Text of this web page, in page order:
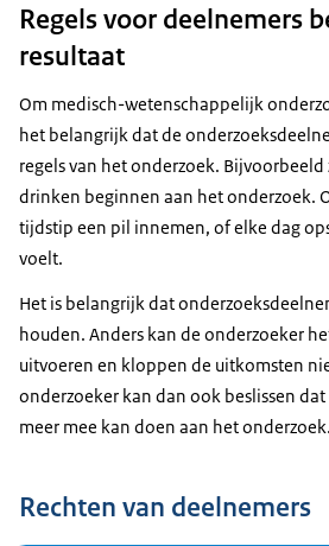
Regels voor deelnemers
resultaat
Om medisch-wetenschappelijk
het belangrijk dat de
regels van het onderzoek.
drinken beginnen aan het onderzoek.
tijdstip een pil innemen, of elke dag
voelt.
Het is belangrijk dat
houden. Anders kan de onderzoeker
uitvoeren en kloppen de uitkomsten
onderzoeker kan dan ook beslissen
meer mee kan doen aan het onderzoek.
Rechten van deelnemers